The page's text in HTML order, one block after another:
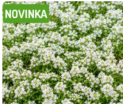
NOVINKA